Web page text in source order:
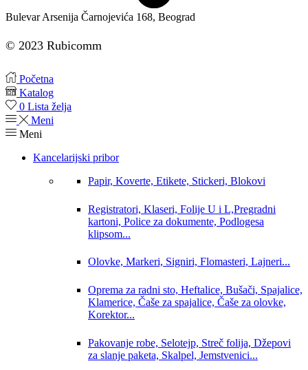
Bulevar Arsenija Čarnojevića 168, Beograd
© 2023 Rubicomm
Početna
Katalog
0 Lista želja
Meni
Meni
Kancelarijski pribor
Papir, Koverte, Etikete, Stickeri, Blokovi
Registratori, Klaseri, Folije U i L,Pregradni
kartoni, Police za dokumente, Podlogesa
klipsom...
Olovke, Markeri, Signiri, Flomasteri, Lajneri...
Oprema za radni sto, Heftalice, Bušači, Spajalice,
Klamerice, Čaše za spajalice, Čaše za olovke,
Korektor...
Pakovanje robe, Selotejp, Streč folija, Džepovi
za slanje paketa, Skalpel, Jemstvenici...